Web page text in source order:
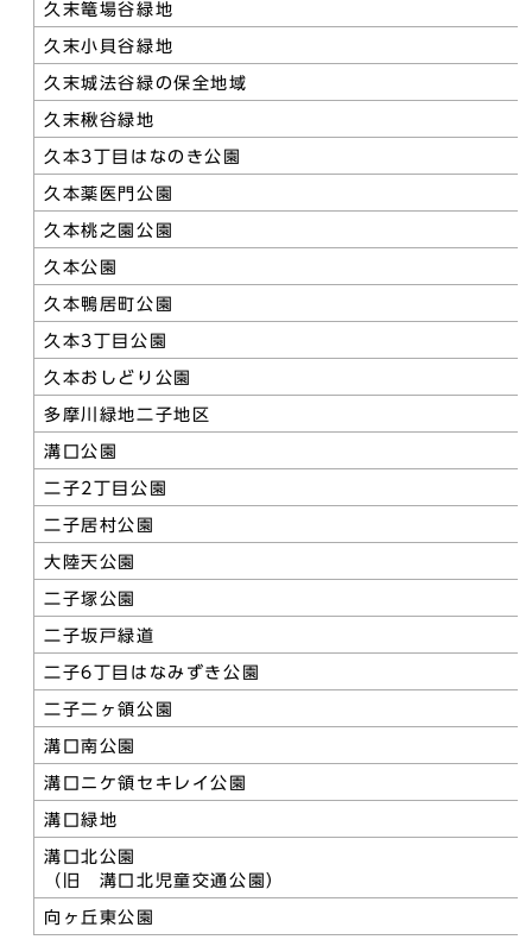
久末篭場谷緑地
久末小貝谷緑地
久末城法谷緑の保全地域
久末楸谷緑地
久本3丁目はなのき公園
久本薬医門公園
久本桃之園公園
久本公園
久本鴨居町公園
久本3丁目公園
久本おしどり公園
多摩川緑地二子地区
溝口公園
二子2丁目公園
二子居村公園
大陸天公園
二子塚公園
二子坂戸緑道
二子6丁目はなみずき公園
二子二ヶ領公園
溝口南公園
溝口ニケ領セキレイ公園
溝口緑地
溝口北公園
（旧 溝口北児童交通公園）
向ヶ丘東公園